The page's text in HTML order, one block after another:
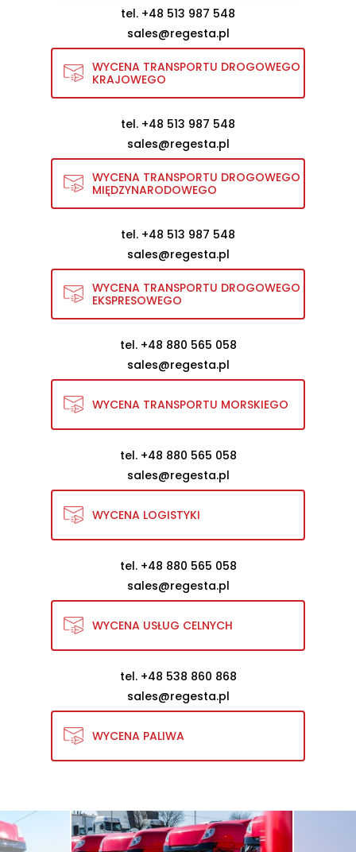
WYCENA TRANSPORTU DROGOWEGO
KRAJOWEGO
tel. +48 513 987 548
sales@regesta.pl
WYCENA TRANSPORTU DROGOWEGO
MIĘDZYNARODOWEGO
tel. +48 513 987 548
sales@regesta.pl
WYCENA TRANSPORTU DROGOWEGO
EKSPRESOWEGO
tel. +48 513 987 548
sales@regesta.pl
WYCENA TRANSPORTU MORSKIEGO
tel. +48 880 565 058
sales@regesta.pl
WYCENA LOGISTYKI
tel. +48 880 565 058
sales@regesta.pl
WYCENA USŁUG CELNYCH
tel. +48 880 565 058
sales@regesta.pl
WYCENA PALIWA
tel. +48 538 860 868
sales@regesta.pl